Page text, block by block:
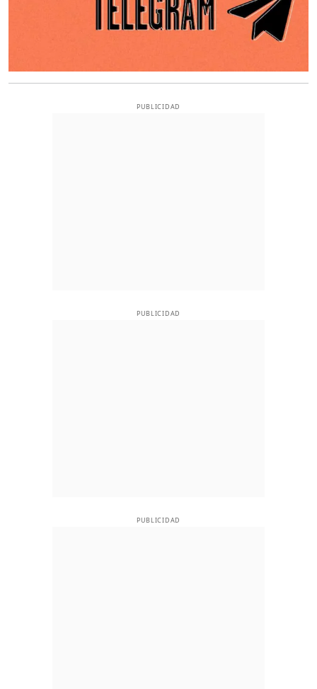
PUBLICIDAD
PUBLICIDAD
PUBLICIDAD